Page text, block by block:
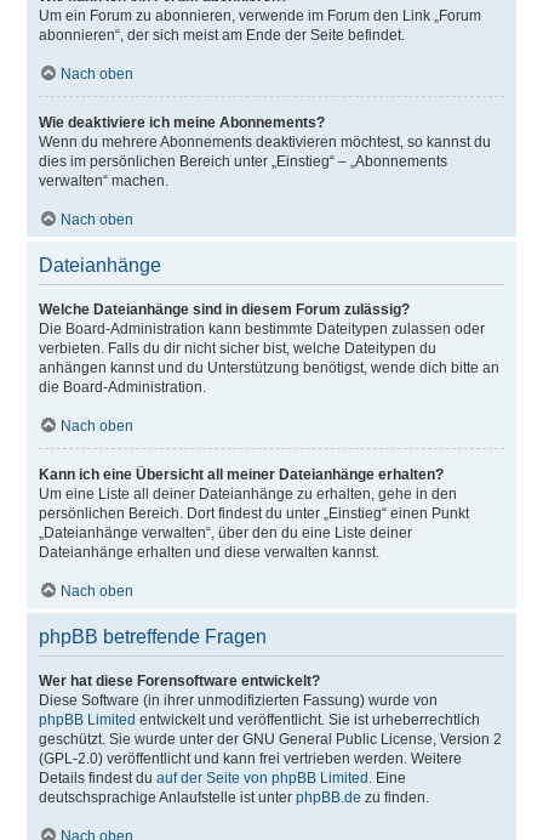
Um ein Forum zu abonnieren, verwende im Forum den Link „Forum
abonnieren“, der sich meist am Ende der Seite befindet.
Nach oben
Wie deaktiviere ich meine Abonnements?
Wenn du mehrere Abonnements deaktivieren möchtest, so kannst du
dies im persönlichen Bereich unter „Einstieg“ – „Abonnements
verwalten“ machen.
Nach oben
Dateianhänge
Welche Dateianhänge sind in diesem Forum zulässig?
Die Board-Administration kann bestimmte Dateitypen zulassen oder
verbieten. Falls du dir nicht sicher bist, welche Dateitypen du
anhängen kannst und du Unterstützung benötigst, wende dich bitte an
die Board-Administration.
Nach oben
Kann ich eine Übersicht all meiner Dateianhänge erhalten?
Um eine Liste all deiner Dateianhänge zu erhalten, gehe in den
persönlichen Bereich. Dort findest du unter „Einstieg“ einen Punkt
„Dateianhänge verwalten“, über den du eine Liste deiner
Dateianhänge erhalten und diese verwalten kannst.
Nach oben
phpBB betreffende Fragen
Wer hat diese Forensoftware entwickelt?
Diese Software (in ihrer unmodifizierten Fassung) wurde von
phpBB Limited entwickelt und veröffentlicht. Sie ist urheberrechtlich
geschützt. Sie wurde unter der GNU General Public License, Version 2
(GPL-2.0) veröffentlicht und kann frei vertrieben werden. Weitere
Details findest du auf der Seite von phpBB Limited . Eine
deutschsprachige Anlaufstelle ist unter phpBB.de zu finden.
Nach oben